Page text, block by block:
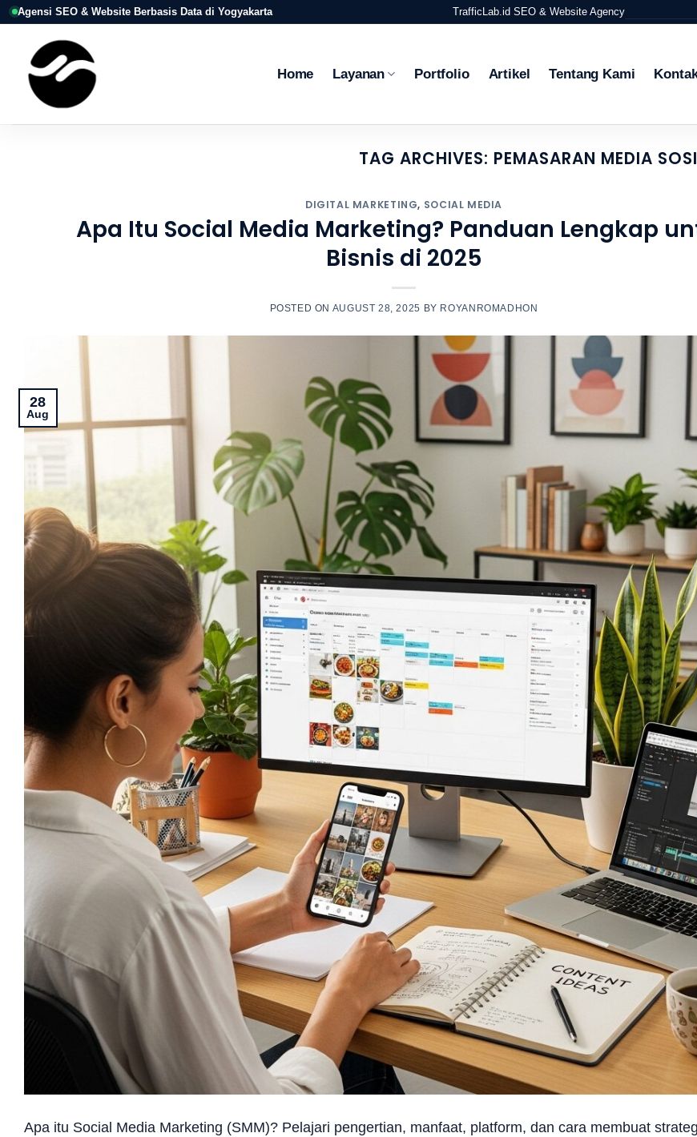
Skip
content
Agensi SEO & Website Berbasis Data di Yogyakarta TrafficLab.id SEO & Website Agency
Home Layanan Portfolio Artikel Tentang Kami
TAG ARCHIVES: PEMASARAN MEDIA
DIGITAL MARKETING, SOCIAL MEDIA
Apa Itu Social Media Marketing? Panduan Lengkap
Bisnis di 2025
POSTED ON AUGUST 28, 2025 BY ROYANROMADHON
28
Aug
Apa itu Social Media Marketing (SMM)? Pelajari pengertian, manfaat, platform, dan cara membuat